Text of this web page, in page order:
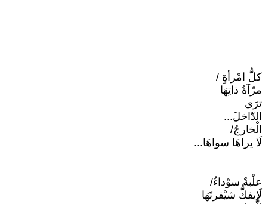
كلُّ امْرأةٍ /
مرْآةُ ذاتِهَا
ترَى
الدّاخلَ...
الْخارجُ/
لَا يراهَا سواهَا...
علْبةٌ سوْداءُ/
لَايفكُّ شيْفرتَهَا